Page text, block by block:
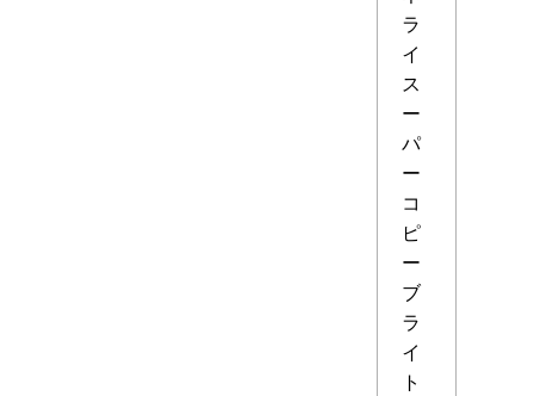
ラ
イ
ス
ー
パ
ー
コ
ピ
ー
ブ
ラ
イ
ト